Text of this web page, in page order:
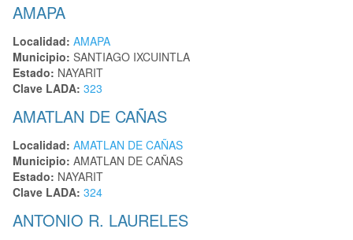
AMAPA
Localidad: AMAPA
Municipio: SANTIAGO IXCUINTLA
Estado: NAYARIT
Clave LADA: 323
AMATLAN DE CAÑAS
Localidad: AMATLAN DE CAÑAS
Municipio: AMATLAN DE CAÑAS
Estado: NAYARIT
Clave LADA: 324
ANTONIO R. LAURELES